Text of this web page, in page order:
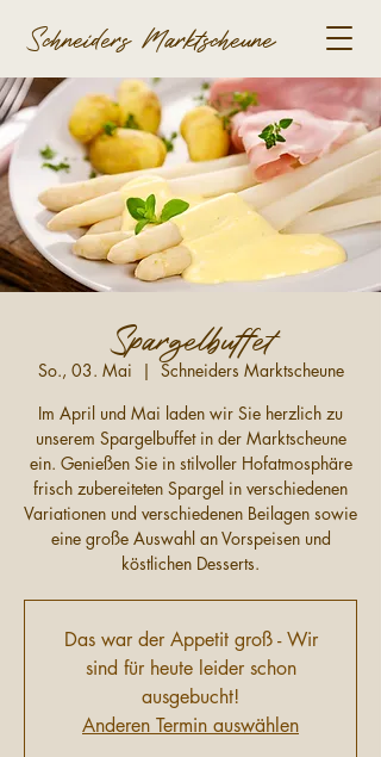
Schneiders Marktscheune
Spargelbuffet
So., 03. Mai
  |
Schneiders Marktscheune
Im April und Mai laden wir Sie herzlich zu
unserem Spargelbuffet in der Marktscheune
ein. Genießen Sie in stilvoller Hofatmosphäre
frisch zubereiteten Spargel in verschiedenen
Variationen und verschiedenen Beilagen sowie
eine große Auswahl an Vorspeisen und
köstlichen Desserts.
Das war der Appetit groß - Wir
sind für heute leider schon
ausgebucht!
Anderen Termin auswählen